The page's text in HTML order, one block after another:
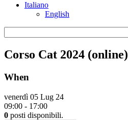
Italiano
English
Corso Cat 2024 (online)
When
venerdì 05 Lug 24
09:00 - 17:00
0 posti disponibili.